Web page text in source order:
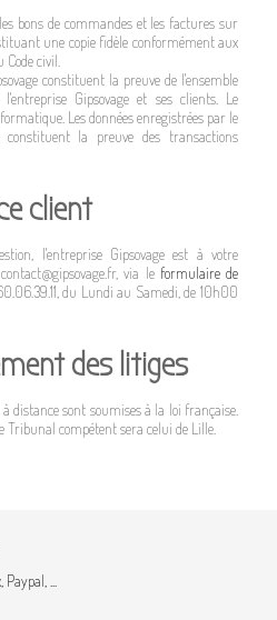
bons de commandes et les factures sur
une copie fidèle conformément aux
Code civil.
constituent la preuve de l'ensemble
Gipsovage et ses clients. Le
Les données enregistrées par le
la preuve des transactions
client
l'entreprise Gipsovage est à votre
via le formulaire de
du Lundi au Samedi, de 10h00
des litiges
distance sont soumises à la loi française.
Tribunal compétent sera celui de Lille.
...